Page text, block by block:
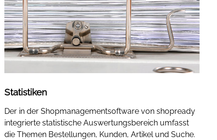
Statistiken
Der in der Shopmanagementsoftware von shopready
integrierte statistische Auswertungsbereich umfasst
die Themen Bestellungen, Kunden, Artikel und Suche.